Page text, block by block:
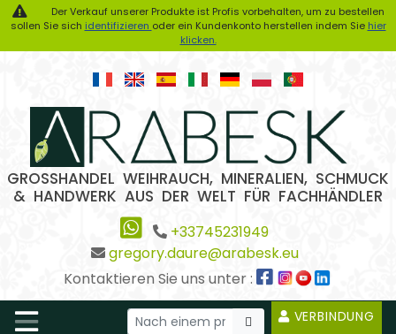
Der Verkauf unserer Produkte ist Profis vorbehalten, um zu bestellen
sollen Sie sich identifizieren oder ein Kundenkonto herstellen indem Sie hier
klicken.
GROSSHANDEL WEIHRAUCH, MINERALIEN, SCHMUCK
& HANDWERK AUS DER WELT FÜR FACHHÄNDLER
+33745231949
gregory.daure@arabesk.eu
Kontaktieren Sie uns unter :
VERBINDUNG